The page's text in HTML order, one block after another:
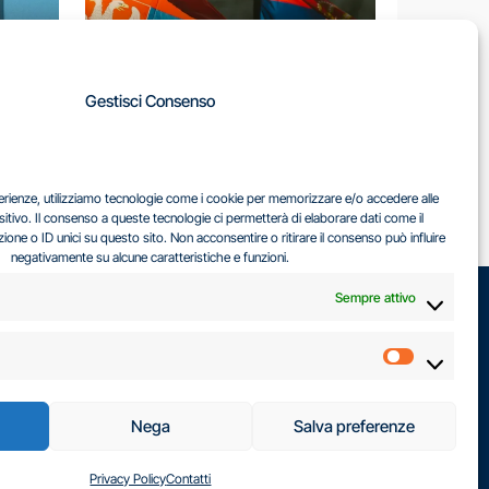
Gestisci Consenso
utilizziamo tecnologie come i cookie per memorizzare e/o accedere alle
Il consenso a queste tecnologie ci permetterà di elaborare dati come il
o ID unici su questo sito. Non acconsentire o ritirare il consenso può influire
negativamente su alcune caratteristiche e funzioni.
Sempre attivo
Nega Salva preferenze
Privacy PolicyContatti